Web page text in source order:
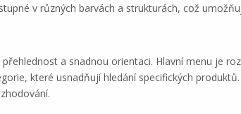
v různých barvách a strukturách, což
a snadnou orientaci. Hlavní menu je
které usnadňují hledání specifických